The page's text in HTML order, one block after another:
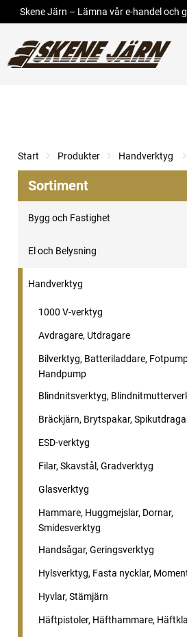
Skene Järn – Lämna vår e-handel och
Start Produkter Handverktyg
Sortiment
Bygg och Fastighet
El och Belysning
Handverktyg
1000 V-verktyg
Avdragare, Utdragare
Bilverktyg, Batteriladdare,
Handpump
Blindnitsverktyg,
Bräckjärn, Brytspakar,
ESD-verktyg
Filar, Skavstål, Gradverktyg
Glasverktyg
Hammare, Huggmejslar, Dornar,
Smidesverktyg
Handsågar, Geringsverktyg
Hylsverktyg, Fasta nycklar,
Hyvlar, Stämjärn
Häftpistoler, Häfthammare,